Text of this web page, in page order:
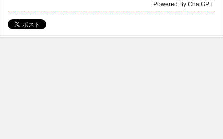
Powered By ChatGPT